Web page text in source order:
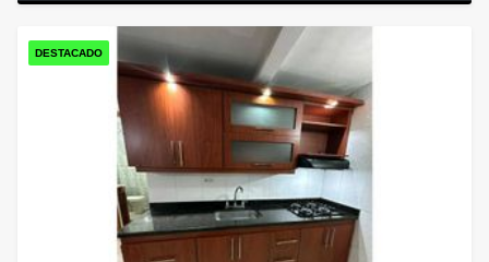
DESTACADO